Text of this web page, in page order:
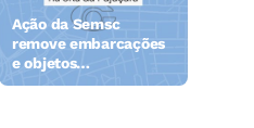
Ação da Semsc
remove embarcações
e objetos
abandonados na orla